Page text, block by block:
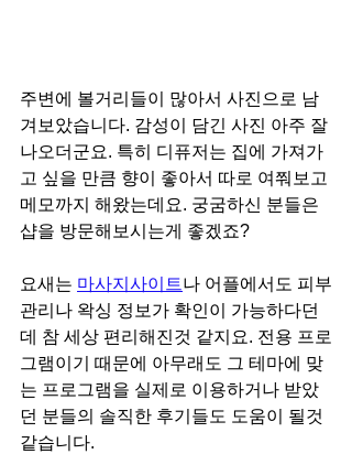
주변에 볼거리들이 많아서 사진으로 남
겨보았습니다. 감성이 담긴 사진 아주 잘
나오더군요. 특히 디퓨저는 집에 가져가
고 싶을 만큼 향이 좋아서 따로 여쭤보고
메모까지 해왔는데요. 궁굼하신 분들은
샵을 방문해보시는게 좋겠죠?
요새는 마사지사이트나 어플에서도 피부
관리나 왁싱 정보가 확인이 가능하다던
데 참 세상 편리해진것 같지요. 전용 프로
그램이기 때문에 아무래도 그 테마에 맞
는 프로그램을 실제로 이용하거나 받았
던 분들의 솔직한 후기들도 도움이 될것
같습니다.